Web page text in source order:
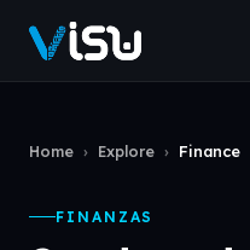
Home › Explore › Finance
FINANZAS